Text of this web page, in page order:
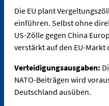
Die EU plant
einführen. Selbst ohne
US-Zölle gegen China
verstärkt auf den EU-
Verteidigungsausgaben:
NATO-Beiträgen wird
Deutschland ausüben.